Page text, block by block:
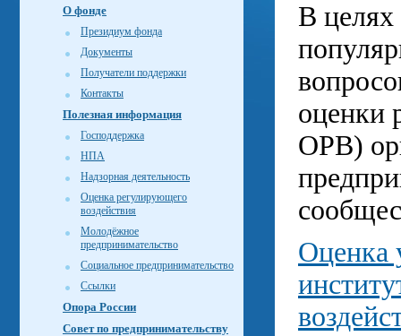
О фонде
Президиум фонда
Документы
Получатели поддержки
Контакты
Полезная информация
Господдержка
НПА
Надзорная деятельность
Оценка регулирующего
воздействия
Молодёжное
предпринимательство
Социальное предпринимательство
Ссылки
Опора России
Совет по предпринимательству
В целях
оценки
ОРВ)
Оценка